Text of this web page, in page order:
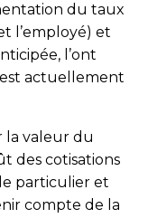
du taux
l’employé) et
l’ont
actuellement
la valeur du
des cotisations
particulier et
compte de la